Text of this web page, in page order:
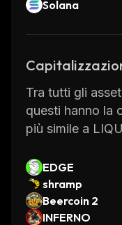
Solana
Tra tutti gli
questi hanno la
più simile a
EDGE
shramp
Beercoin 2
INFERNO